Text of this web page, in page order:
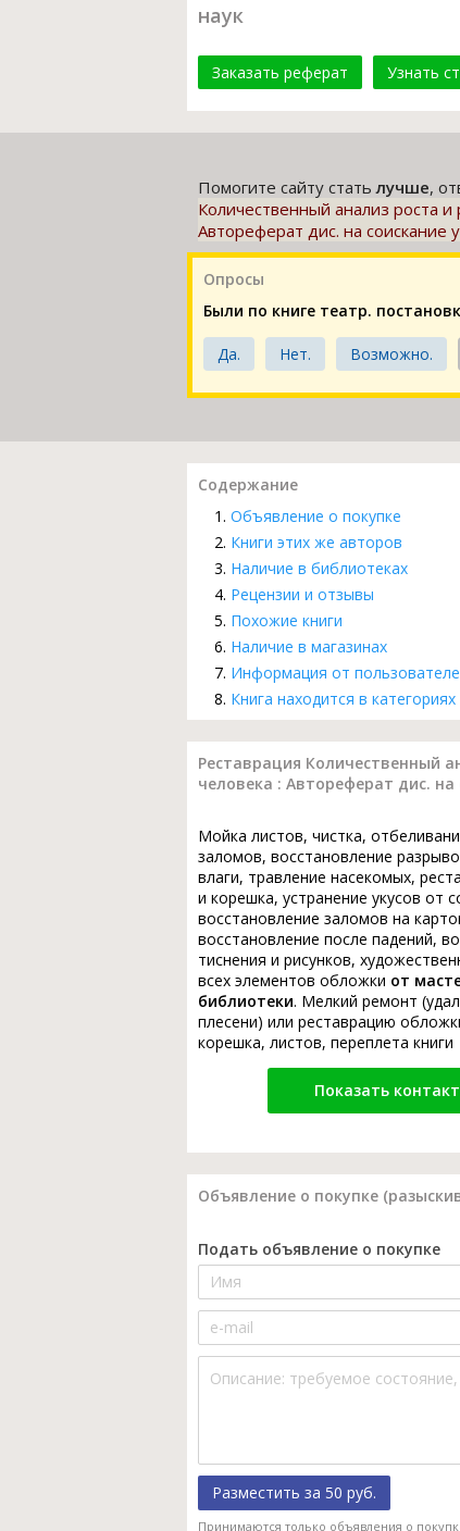
наук
Заказать реферат Узнать
Помогите сайту статьлучше,
Количественный анализ роста
Автореферат дис. на соискание
Опросы
Были по книге театр.
Да. Нет. Возможно.
Содержание
Объявление о покупке
Книги этих же авторов
Наличие в библиотеках
Рецензии и отзывы
Похожие книги
Наличие в магазинах
Информация от
Книга находится в категориях
Реставрация Количественный
человека : Автореферат дис.
Мойка листов, чистка,
заломов, восстановление
влаги, травление насекомых,
и корешка, устранение укусов от
восстановление заломов на
восстановление после падений,
тиснения и рисунков,
всех элементов обложки от
библиотеки. Мелкий ремонт
плесени) или реставрацию
корешка, листов, переплета книги
Показать
Объявление о покупке
Подать объявление о покупке
Разместить за 50 руб.
Принимаются только объявления о